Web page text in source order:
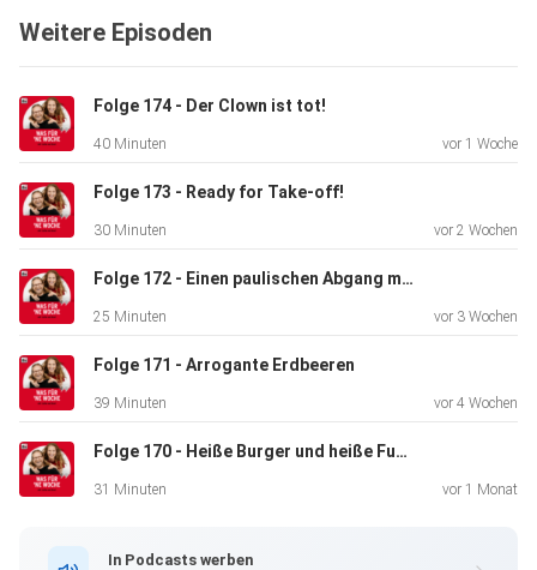
Weitere Episoden
Folge 174 - Der Clown ist tot!
40 Minuten vor 1 Woche
Folge 173 - Ready for Take-off!
30 Minuten vor 2 Wochen
Folge 172 - Einen paulischen Abgang machen!
25 Minuten vor 3 Wochen
Folge 171 - Arrogante Erdbeeren
39 Minuten vor 4 Wochen
Folge 170 - Heiße Burger und heiße Fußballer
31 Minuten vor 1 Monat
In Podcasts werben